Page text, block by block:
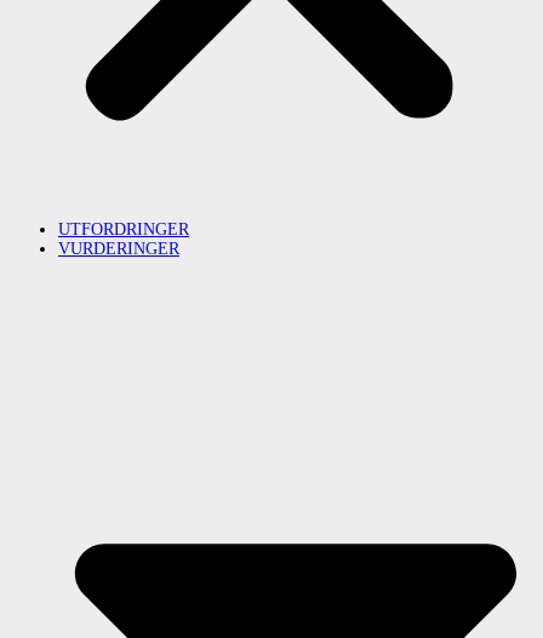
UTFORDRINGER
VURDERINGER